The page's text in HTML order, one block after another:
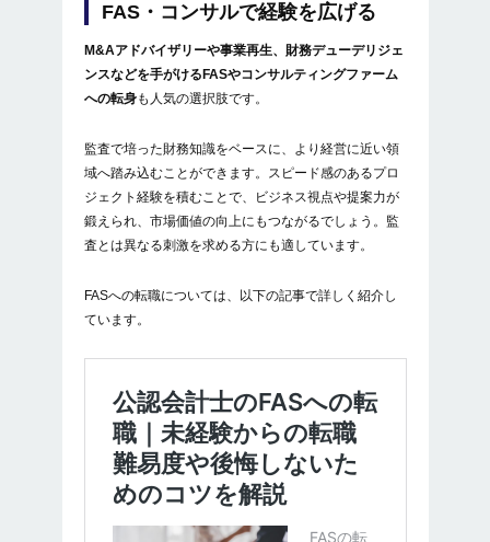
FAS・コンサルで経験を広げる
M&Aアドバイザリーや事業再生、財務デューデリジェ
ンスなどを手がけるFASやコンサルティングファーム
への転身も人気の選択肢です。
監査で培った財務知識をベースに、より経営に近い領
域へ踏み込むことができます。スピード感のあるプロ
ジェクト経験を積むことで、ビジネス視点や提案力が
鍛えられ、市場価値の向上にもつながるでしょう。監
査とは異なる刺激を求める方にも適しています。
FASへの転職については、以下の記事で詳しく紹介し
ています。